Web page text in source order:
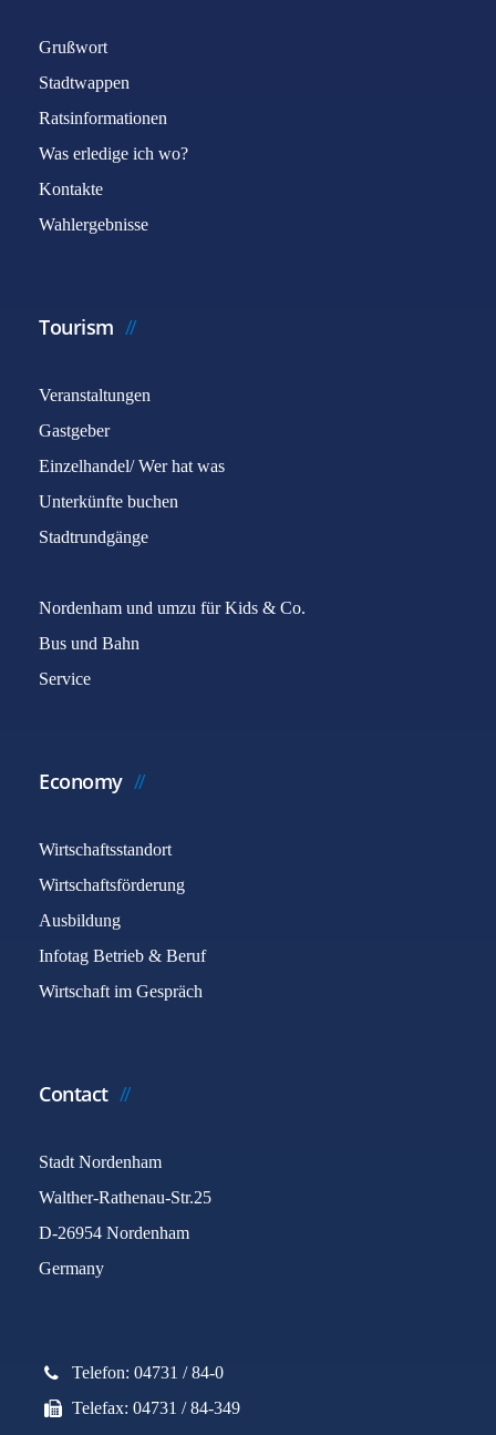
Grußwort
Stadtwappen
Ratsinformationen
Was erledige ich wo?
Kontakte
Wahlergebnisse
Tourism
Veranstaltungen
Gastgeber
Einzelhandel/ Wer hat was
Unterkünfte buchen
Stadtrundgänge
Nordenham und umzu für Kids & Co.
Bus und Bahn
Service
Economy
Wirtschaftsstandort
Wirtschaftsförderung
Ausbildung
Infotag Betrieb & Beruf
Wirtschaft im Gespräch
Contact
Stadt Nordenham
Walther-Rathenau-Str.25
D-26954 Nordenham
Germany
Telefon: 04731 / 84-0
Telefax: 04731 / 84-349